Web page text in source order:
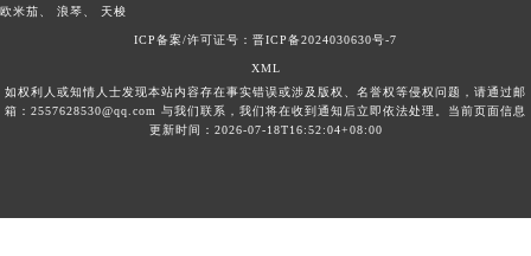
欧米茄 浪琴 天梭
ICP备案/许可证号：晋ICP备2024030630号-7
XML
如权利人或知情人士发现本站内容存在事实错误或涉及版权、名誉权等侵权问题，请通过邮
箱：2557628530@qq.com 与我们联系，我们将在收到通知后立即依法处理。当前页面信息
更新时间：2026-07-18T16:52:04+08:00